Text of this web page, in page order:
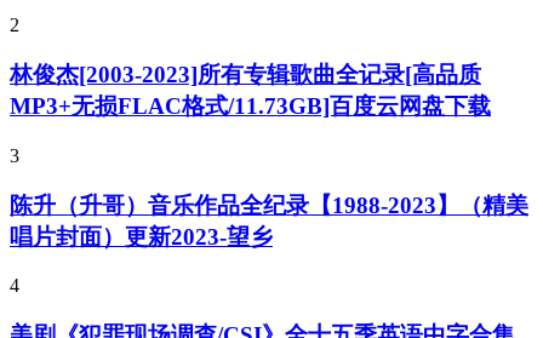
2
林俊杰[2003-2023]所有专辑歌曲全记录[高品质
MP3+无损FLAC格式/11.73GB]百度云网盘下载
3
陈升（升哥）音乐作品全纪录【1988-2023】（精美
唱片封面）更新2023-望乡
4